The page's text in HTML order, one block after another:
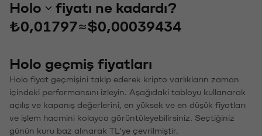
Holo
fiyatı ne kadardı?
₺0,01797≈$0,00039434
Holo geçmiş fiyatları
Holo fiyat geçmişini takip ederek kripto varlıkların zaman
içindeki performansını izleyin. Aşağıdaki tabloyu kullanarak
açılış ve kapanış değerlerini, en yüksek ve en düşük fiyatları
ve işlem hacmini kolayca görüntüleyebilirsiniz. Seçtiğiniz
günün kuru baz alınarak TL'ye çevrilmiştir.